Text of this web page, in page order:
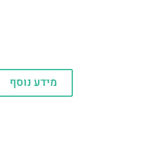
מידע נוסף